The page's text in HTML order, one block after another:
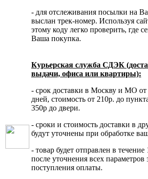
- для отслеживания посылки на
выслан трек-номер. Используя
этому коду легко проверить, где
Ваша покупка.
Курьерская служба СДЭК
выдачи, офиса или квартиры):
- срок доставки в Москву и МО от
дней, стоимость от 210р. до
350р до двери.
- сроки и стоимость доставки в
будут уточнены при обработке
- товар будет отправлен в
после уточнения всех параметров
поступления оплаты.